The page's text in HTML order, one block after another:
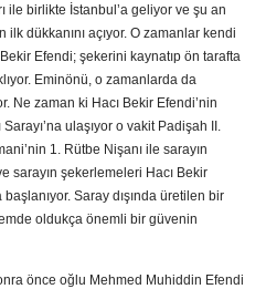
ile birlikte İstanbul’a geliyor ve şu an
dükkanını açıyor. O zamanlar kendi
Efendi; şekerini kaynatıp ön tarafta
Eminönü, o zamanlarda da
Ne zaman ki Hacı Bekir Efendi’nin
ulaşıyor o vakit Padişah II.
1. Rütbe Nişanı ile sarayın
sarayın şekerlemeleri Hacı Bekir
Saray dışında üretilen bir
oldukça önemli bir güvenin
önce oğlu Mehmed Muhiddin Efendi